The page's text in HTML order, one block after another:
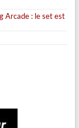
Arcade : le set est